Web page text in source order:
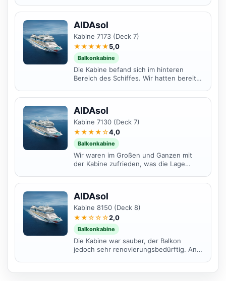
AIDAsol
Kabine 7173 (Deck 7)
★★★★★5,0
Balkonkabine
Die Kabine befand sich im hinteren
Bereich des Schiffes. Wir hatten bereits
AIDAsol
Kabine 7130 (Deck 7)
★★★★☆4,0
Balkonkabine
Wir waren im Großen und Ganzen mit
der Kabine zufrieden, was die Lage
AIDAsol
Kabine 8150 (Deck 8)
★★☆☆☆2,0
Balkonkabine
Die Kabine war sauber, der Balkon
jedoch sehr renovierungsbedürftig. An